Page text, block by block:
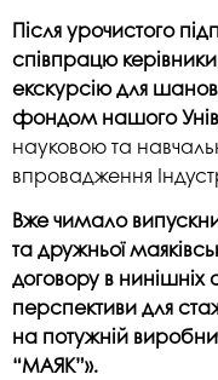
Після урочистого
співпрацю
екскурсію для
фондом нашого
науковою та
впровадження
Вже чимало
та дружньої
договору в нинішніх
перспективи для
на потужній
“МАЯК”».